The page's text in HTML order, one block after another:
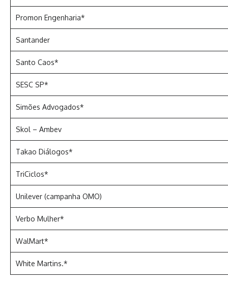
Promon Engenharia*
Santander
Santo Caos*
SESC SP*
Simões Advogados*
Skol – Ambev
Takao Diálogos*
TriCiclos*
Unilever (campanha OMO)
Verbo Mulher*
WalMart*
White Martins.*